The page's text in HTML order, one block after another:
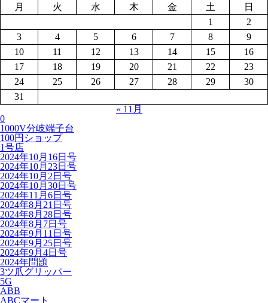
月
火 水 木 金 土
日
1
2
3
4 5 6 7 8
9
10
11 12 13 14 15
16
17
18 19 20 21 22
23
24
25 26 27 28 29
30
31
« 11月
0
1000V分岐端子台
100円ショップ
1号店
2024年10月16日号
2024年10月23日号
2024年10月2日号
2024年10月30日号
2024年11月6日号
2024年8月21日号
2024年8月28日号
2024年8月7日号
2024年9月11日号
2024年9月25日号
2024年9月4日号
2024年問題
3ツ爪グリッパー
5G
ABB
ABCマート